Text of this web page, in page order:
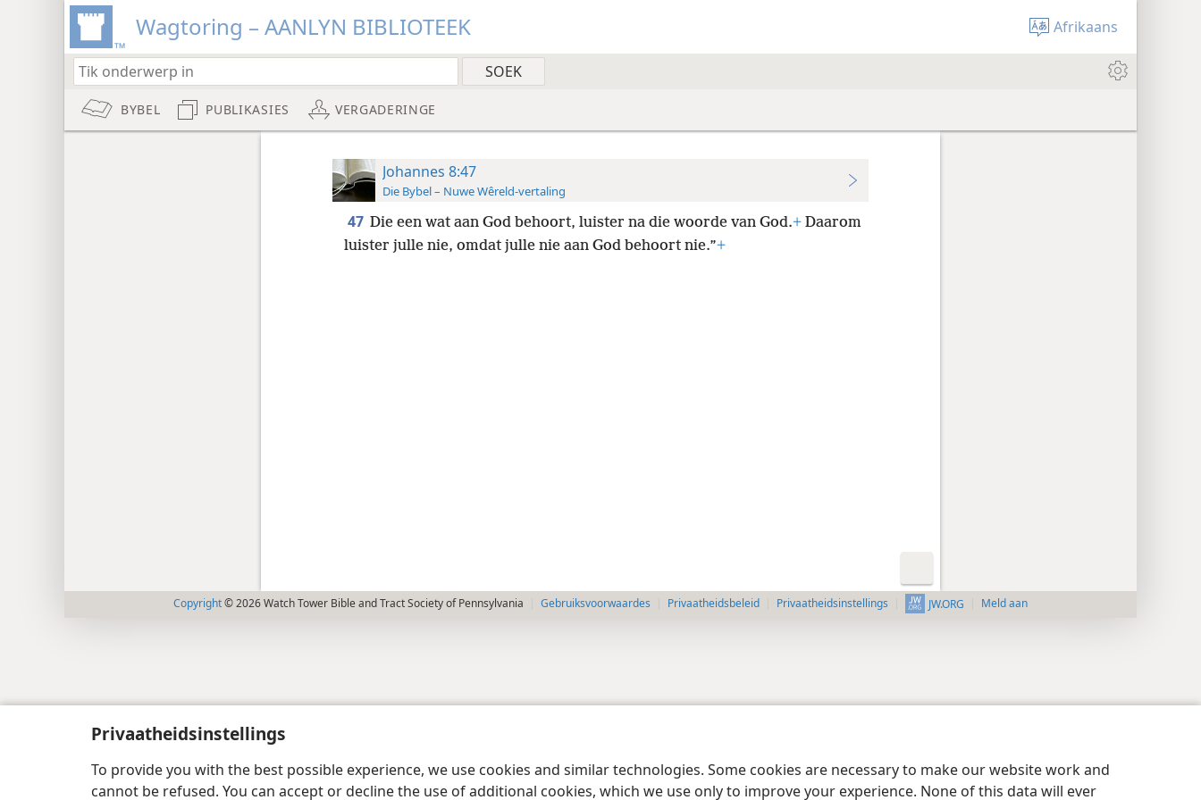
Privaatheidsinstellings
To provide you with the best possible experience, we use cookies and similar technologies. Some cookies are necessary to make our website work and
cannot be refused. You can accept or decline the use of additional cookies, which we use only to improve your experience. None of this data will ever
Wagtoring – AANLYN BIBLIOTEEK Afrikaans
BYBEL PUBLIKASIES VERGADERINGE
Johannes 8:47
Die Bybel – Nuwe Wêreld-vertaling
47 Die een wat aan God behoort, luister na die woorde van God.+Daarom
luister julle nie, omdat julle nie aan God behoort nie.”+
Copyright© 2026 Watch Tower Bible and Tract Society of Pennsylvania Gebruiksvoorwaardes Privaatheidsbeleid Privaatheidsinstellings JW.ORG Meld aan